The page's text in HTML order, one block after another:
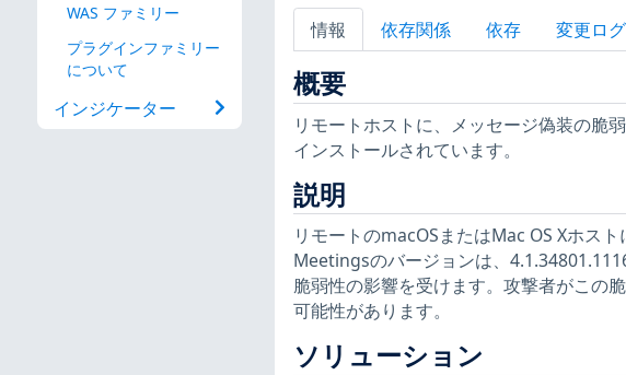
WAS ファミリー
プラグインファミリー
について
インジケーター
情報 依存関係 依存 変更ログ
概要
リモートホストに、メッセージ偽装の脆
インストールされています。
説明
リモートのmacOSまたはMac OS Xホス
Meetingsのバージョンは、
脆弱性の影響を受けます。攻撃者がこの
可能性があります。
ソリューション